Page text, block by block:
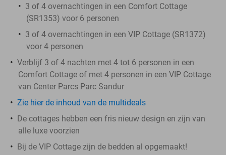
3 of 4 overnachtingen in een Comfort Cottage
(SR1353) voor 6 personen
3 of 4 overnachtingen in een VIP Cottage (SR1372)
voor 4 personen
Verblijf 3 of 4 nachten met 4 tot 6 personen in een
Comfort Cottage of met 4 personen in een VIP Cottage
van Center Parcs Parc Sandur
Zie hier de inhoud van de multideals
De cottages hebben een fris nieuw design en zijn van
alle luxe voorzien
Bij de VIP Cottage zijn de bedden al opgemaakt!